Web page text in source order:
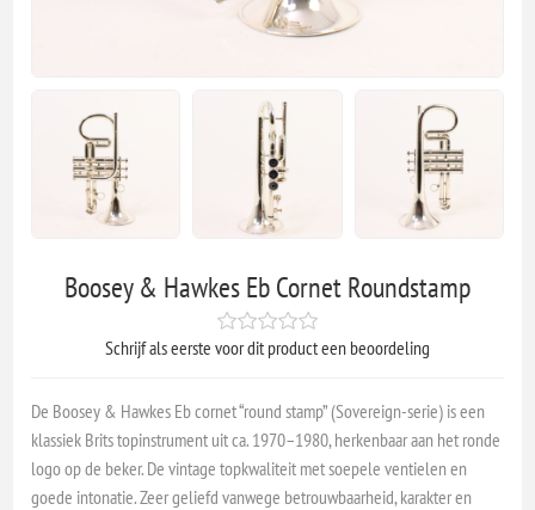
Boosey & Hawkes Eb Cornet Roundstamp
Schrijf als eerste voor dit product een beoordeling
De Boosey & Hawkes Eb cornet “round stamp” (Sovereign-serie) is een
klassiek Brits topinstrument uit ca. 1970–1980, herkenbaar aan het ronde
logo op de beker. De vintage topkwaliteit met soepele ventielen en
goede intonatie. Zeer geliefd vanwege betrouwbaarheid, karakter en